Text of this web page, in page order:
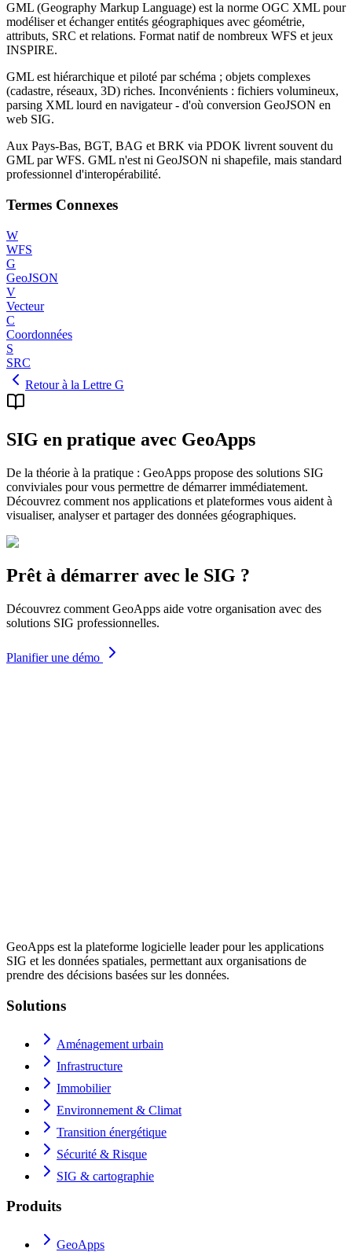
GML (Geography Markup Language) est la norme OGC XML pour
modéliser et échanger entités géographiques avec géométrie,
attributs, SRC et relations. Format natif de nombreux WFS et jeux
INSPIRE.
GML est hiérarchique et piloté par schéma ; objets complexes
(cadastre, réseaux, 3D) riches. Inconvénients : fichiers volumineux,
parsing XML lourd en navigateur - d'où conversion GeoJSON en
web SIG.
Aux Pays-Bas, BGT, BAG et BRK via PDOK livrent souvent du
GML par WFS. GML n'est ni GeoJSON ni shapefile, mais standard
professionnel d'interopérabilité.
Termes Connexes
W
WFS
G
GeoJSON
V
Vecteur
C
Coordonnées
S
SRC
Retour à la Lettre G
SIG en pratique avec GeoApps
De la théorie à la pratique : GeoApps propose des solutions SIG
conviviales pour vous permettre de démarrer immédiatement.
Découvrez comment nos applications et plateformes vous aident à
visualiser, analyser et partager des données géographiques.
Prêt à démarrer avec le SIG ?
Découvrez comment GeoApps aide votre organisation avec des
solutions SIG professionnelles.
Planifier une démo
GeoApps est la plateforme logicielle leader pour les applications
SIG et les données spatiales, permettant aux organisations de
prendre des décisions basées sur les données.
Solutions
Aménagement urbain
Infrastructure
Immobilier
Environnement & Climat
Transition énergétique
Sécurité & Risque
SIG & cartographie
Produits
GeoApps